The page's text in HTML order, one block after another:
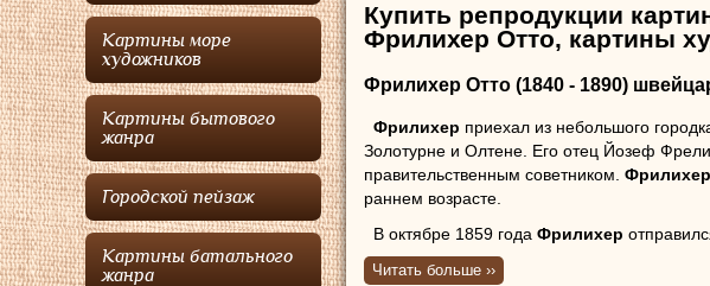
Картины море
художников
Картины бытового
жанра
Городской пейзаж
Картины батального
жанра
Купить репродукции
Фрилихер Отто, картины
Фрилихер Отто (1840 - 1890)
Фрилихер приехал из небольшого
Золотурне и Олтене. Его отец Йозеф
правительственным советником. Фрилихер
раннем возрасте.
В октябре 1859 года Фрилихер
подготовку в качестве пейзажиста с
годуФрилихерпереехал в Дюссельдорф,
Читать больше ››